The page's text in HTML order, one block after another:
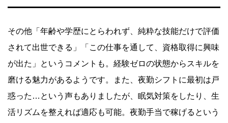
その他「年齢や学歴にとらわれず、純粋な技能だけで評価
されて出世できる」「この仕事を通して、資格取得に興味
が出た」というコメントも。経験ゼロの状態からスキルを
磨ける魅力があるようです。また、夜勤シフトに最初は戸
惑った…という声もありましたが、眠気対策をしたり、生
活リズムを整えれば適応も可能。夜勤手当で稼げるという